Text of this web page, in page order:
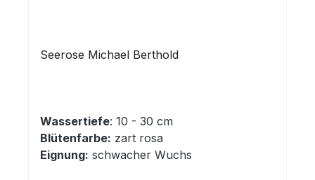
Seerose Michael Berthold
Wassertiefe: 10 - 30 cm
Blütenfarbe: zart rosa
Eignung: schwacher Wuchs